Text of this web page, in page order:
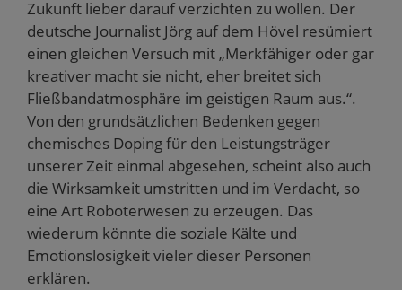
Zukunft lieber darauf verzichten zu wollen. Der
deutsche Journalist Jörg auf dem Hövel resümiert
einen gleichen Versuch mit „Merkfähiger oder gar
kreativer macht sie nicht, eher breitet sich
Fließbandatmosphäre im geistigen Raum aus.“.
Von den grundsätzlichen Bedenken gegen
chemisches Doping für den Leistungsträger
unserer Zeit einmal abgesehen, scheint also auch
die Wirksamkeit umstritten und im Verdacht, so
eine Art Roboterwesen zu erzeugen. Das
wiederum könnte die soziale Kälte und
Emotionslosigkeit vieler dieser Personen
erklären.